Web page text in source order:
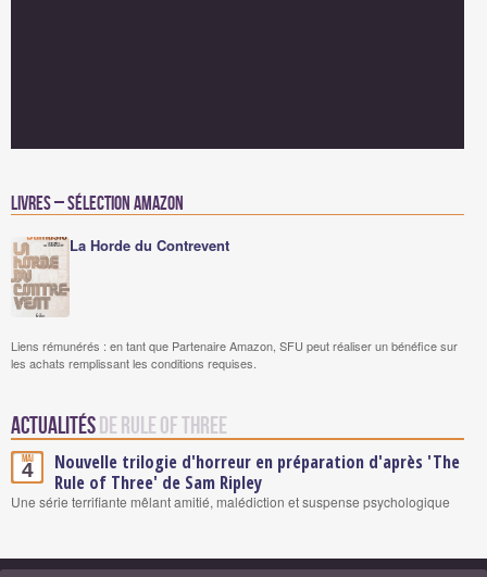
Livres – Sélection Amazon
La Horde du Contrevent
Liens rémunérés : en tant que Partenaire Amazon, SFU peut réaliser un bénéfice sur
les achats remplissant les conditions requises.
Actualités de Rule of Three
Mai
4
Nouvelle trilogie d'horreur en préparation d'après 'The
Rule of Three' de Sam Ripley
Une série terrifiante mêlant amitié, malédiction et suspense psychologique